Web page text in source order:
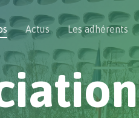
Actus Les adhérents